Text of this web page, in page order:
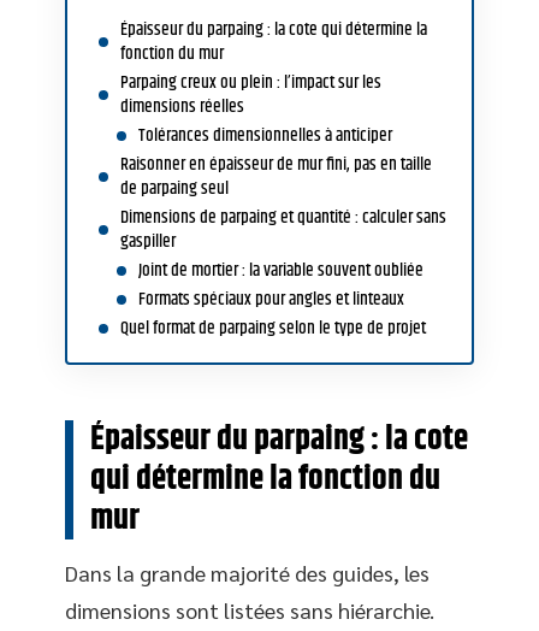
Épaisseur du parpaing : la cote qui détermine la
fonction du mur
Parpaing creux ou plein : l’impact sur les
dimensions réelles
Tolérances dimensionnelles à anticiper
Raisonner en épaisseur de mur fini, pas en taille
de parpaing seul
Dimensions de parpaing et quantité : calculer sans
gaspiller
Joint de mortier : la variable souvent oubliée
Formats spéciaux pour angles et linteaux
Quel format de parpaing selon le type de projet
Épaisseur du parpaing : la cote
qui détermine la fonction du
mur
Dans la grande majorité des guides, les
dimensions sont listées sans hiérarchie.